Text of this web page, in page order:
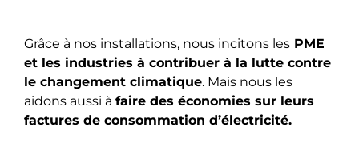
Grâce à nos installations, nous incitons les PME
et les industries à contribuer à la lutte contre
le changement climatique. Mais nous les
aidons aussi à faire des économies sur leurs
factures de consommation d’électricité.